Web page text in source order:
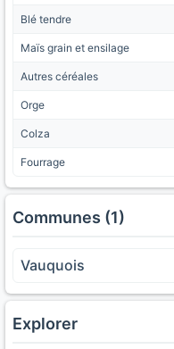
Blé tendre
Maïs grain et ensilage
Autres céréales
Orge
Colza
Fourrage
Communes (1)
Vauquois
Explorer